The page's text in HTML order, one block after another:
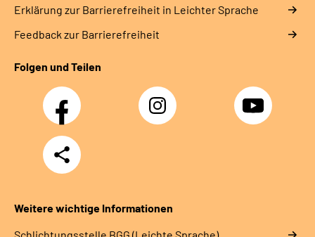
Erklärung zur Barrierefreiheit in Leichter Sprache
Feedback zur Barrierefreiheit
Folgen und Teilen
Facebook Instagram YouTube
Teilen
Weitere wichtige Informationen